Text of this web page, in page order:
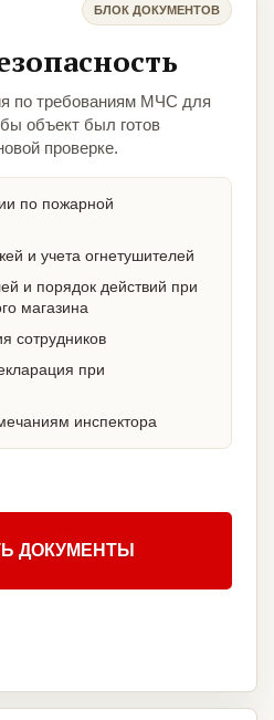
БЛОК ДОКУМЕНТОВ
по требованиям МЧС для
объект был готов
проверке.
по пожарной
и учета огнетушителей
и порядок действий при
магазина
сотрудников
при
инспектора
ДОКУМЕНТЫ